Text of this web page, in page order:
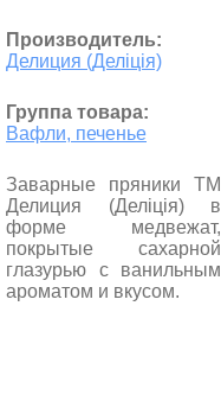
Производитель:
Делиция (Деліція)
Группа товара:
Вафли, печенье
Заварные пряники ТМ
Делиция (Деліція) в
форме медвежат,
покрытые сахарной
глазурью с ванильным
ароматом и вкусом.